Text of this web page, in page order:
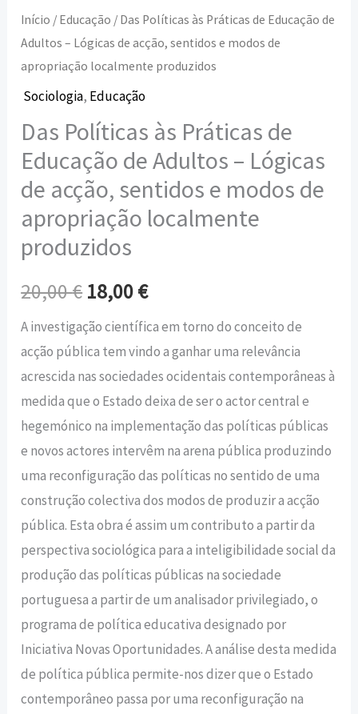
Início / Educação / Das Políticas às Práticas de Educação de
Adultos – Lógicas de acção, sentidos e modos de
apropriação localmente produzidos
Sociologia, Educação
Das Políticas às Práticas de
Educação de Adultos – Lógicas
de acção, sentidos e modos de
apropriação localmente
produzidos
20,00€ 18,00€
A investigação científica em torno do conceito de
acção pública tem vindo a ganhar uma relevância
acrescida nas sociedades ocidentais contemporâneas à
medida que o Estado deixa de ser o actor central e
hegemónico na implementação das políticas públicas
e novos actores intervêm na arena pública produzindo
uma reconfiguração das políticas no sentido de uma
construção colectiva dos modos de produzir a acção
pública. Esta obra é assim um contributo a partir da
perspectiva sociológica para a inteligibilidade social da
produção das políticas públicas na sociedade
portuguesa a partir de um analisador privilegiado, o
programa de política educativa designado por
Iniciativa Novas Oportunidades. A análise desta medida
de política pública permite-nos dizer que o Estado
contemporâneo passa por uma reconfiguração na
localmente
produzidos